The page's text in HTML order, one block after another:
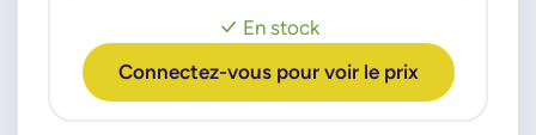
0237020180
0237020182
En stock
Connectez-vous pour voir le prix
Felicia Octavia AEE 95>